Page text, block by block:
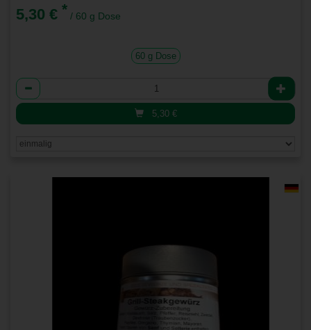
5,30 € * / 60 g Dose
60 g Dose
Anzahl
5,30 €